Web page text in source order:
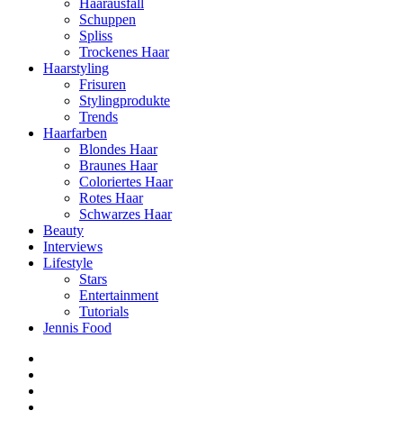
Haarausfall
Schuppen
Spliss
Trockenes Haar
Haarstyling
Frisuren
Stylingprodukte
Trends
Haarfarben
Blondes Haar
Braunes Haar
Coloriertes Haar
Rotes Haar
Schwarzes Haar
Beauty
Interviews
Lifestyle
Stars
Entertainment
Tutorials
Jennis Food